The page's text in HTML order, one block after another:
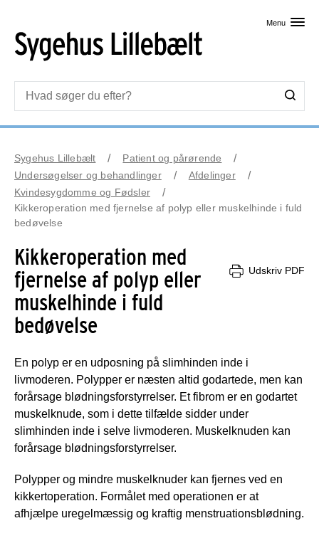
Menu
Sygehus Lillebælt
Patient og pårørende
Undersøgelser og behandlinger
Afdelinger
Kvindesygdomme og Fødsler
Kikkeroperation med fjernelse af polyp eller muskelhinde i fuld
bedøvelse
Kikkeroperation med
fjernelse af polyp eller
muskelhinde i fuld
bedøvelse
Udskriv PDF
En polyp er en udposning på slimhinden inde i
livmoderen. Polypper er næsten altid godartede, men kan
forårsage blødningsforstyrrelser. Et fibrom er en godartet
muskelknude, som i dette tilfælde sidder under
slimhinden inde i selve livmoderen. Muskelknuden kan
forårsage blødningsforstyrrelser.
Polypper og mindre muskelknuder kan fjernes ved en
kikkertoperation. Formålet med operationen er at
afhjælpe uregelmæssig og kraftig menstruationsblødning.